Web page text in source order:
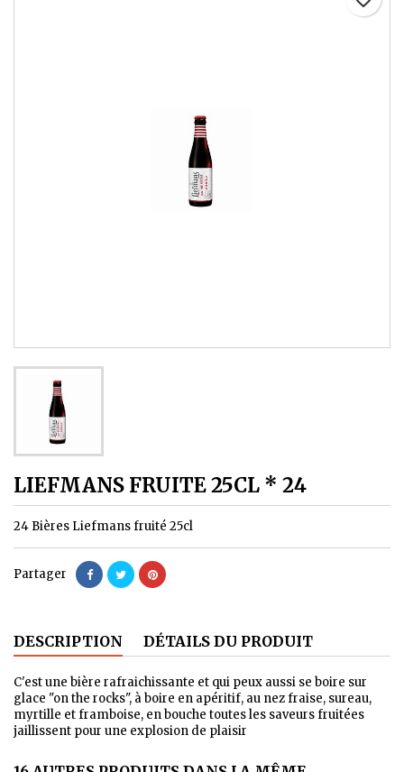
LIEFMANS FRUITE 25CL * 24
24 Bières Liefmans fruité 25cl
Partager
DESCRIPTION DÉTAILS DU PRODUIT
C'est une bière rafraichissante et qui peux aussi se boire sur
glace "on the rocks", à boire en apéritif, au nez fraise, sureau,
myrtille et framboise, en bouche toutes les saveurs fruitées
jaillissent pour une explosion de plaisir